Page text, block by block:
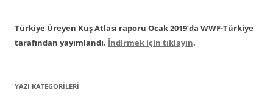
Türkiye Üreyen Kuş Atlası raporu Ocak 2019’da WWF-Türkiye
tarafından yayımlandı. İndirmek için tıklayın.
YAZI KATEGORILERI